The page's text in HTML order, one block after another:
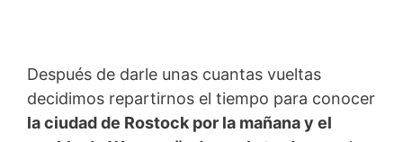
Después de darle unas cuantas vueltas
decidimos repartirnos el tiempo para conocer
la ciudad de Rostock por la mañana y el